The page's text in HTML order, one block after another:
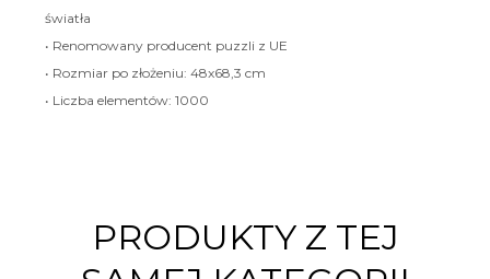
światła
• Renomowany producent puzzli z UE
• Rozmiar po złożeniu: 48x68,3 cm
• Liczba elementów: 1000
PRODUKTY Z TEJ